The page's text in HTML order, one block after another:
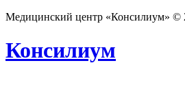
Медицинский центр «Консилиум» ©
Консилиум